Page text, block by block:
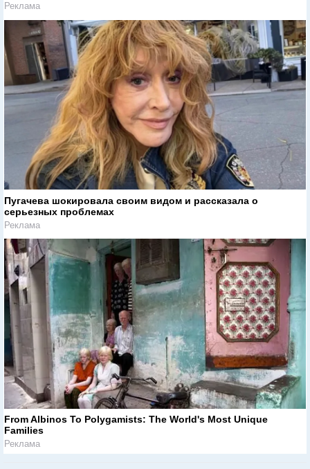
Реклама
Пугачева шокировала своим видом и рассказала о
серьезных проблемах
Реклама
From Albinos To Polygamists: The World's Most Unique
Families
Реклама